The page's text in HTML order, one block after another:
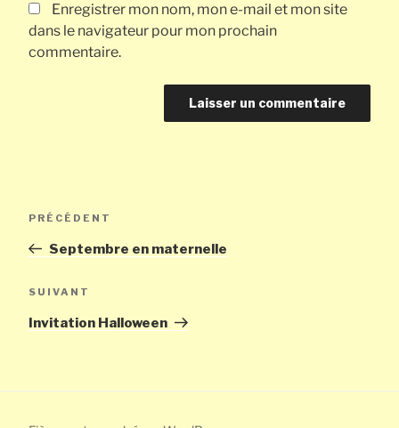
Enregistrer mon nom, mon e-mail et mon site
dans le navigateur pour mon prochain
commentaire.
l’article
Article
PRÉCÉDENT
Septembre en maternelle
Article
SUIVANT
Invitation Halloween